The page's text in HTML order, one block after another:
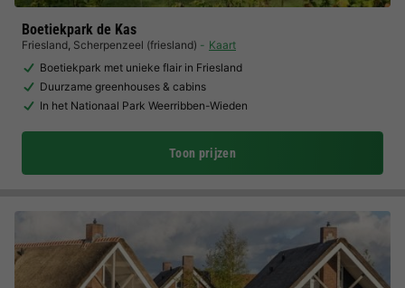
Boetiekpark de Kas
Friesland, Scherpenzeel (friesland)
Kaart
Boetiekpark met unieke flair in Friesland
Duurzame greenhouses & cabins
In het Nationaal Park Weerribben-Wieden
Toon prijzen